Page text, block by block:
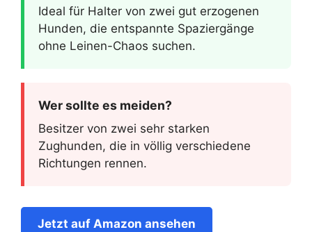
Ideal für Halter von zwei gut erzogenen
Hunden, die entspannte Spaziergänge
ohne Leinen-Chaos suchen.
Wer sollte es meiden?
Besitzer von zwei sehr starken
Zughunden, die in völlig verschiedene
Richtungen rennen.
Jetzt auf Amazon ansehen